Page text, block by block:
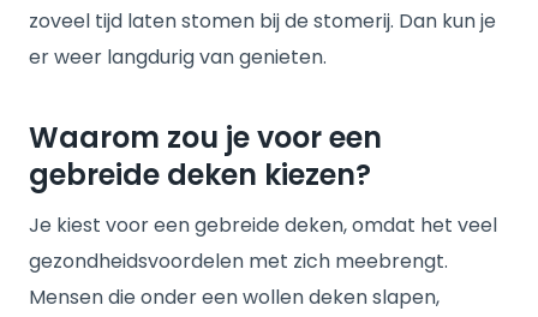
zoveel tijd laten stomen bij de stomerij. Dan kun je
er weer langdurig van genieten.
Waarom zou je voor een
gebreide deken kiezen?
Je kiest voor een gebreide deken, omdat het veel
gezondheidsvoordelen met zich meebrengt.
Mensen die onder een wollen deken slapen,